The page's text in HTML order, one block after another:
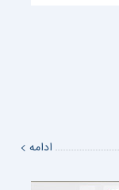
ادامه